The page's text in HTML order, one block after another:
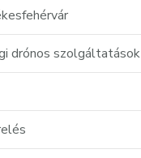
drónos szolgáltatások